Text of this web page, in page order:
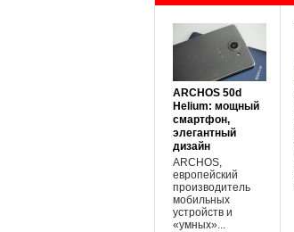
ARCHOS 50d
Helium: мощный
смартфон,
элегантный
дизайн
ARCHOS,
европейский
производитель
мобильных
устройств и
«умных»...